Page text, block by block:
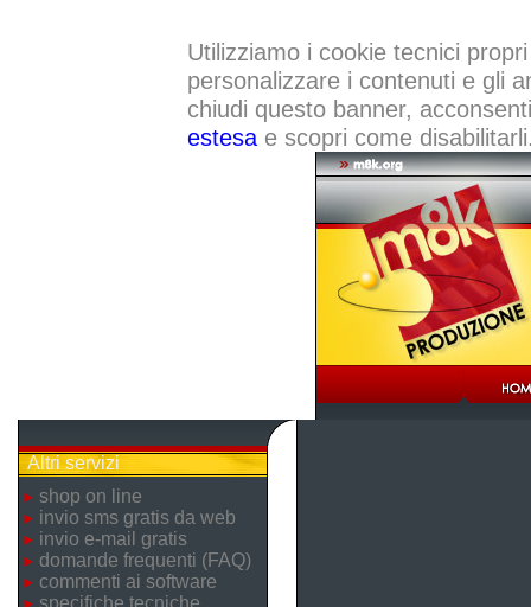
Utilizziamo i cookie tecnici
personalizzare i contenuti e gli
chiudi questo banner,
estesae scopri come
Altri servizi
shop on line
invio sms gratis da web
invio e-mail gratis
domande frequenti (FAQ)
commenti ai software
specifiche tecniche